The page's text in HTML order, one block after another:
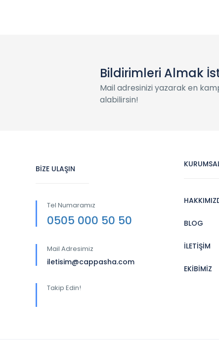
Bildirimleri Almak
Mail adresinizi yazarak en
alabilirsin!
BİZE ULAŞIN
Tel Numaramız
0505 000 50 50
Mail Adresimiz
iletisim@cappasha.com
Takip Edin!
BLOG
İLETİŞİM
EKİBİMİZ